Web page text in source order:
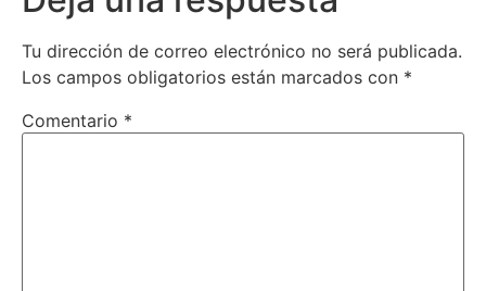
Tu dirección de correo electrónico no será publicada.
Los campos obligatorios están marcados con *
Comentario *